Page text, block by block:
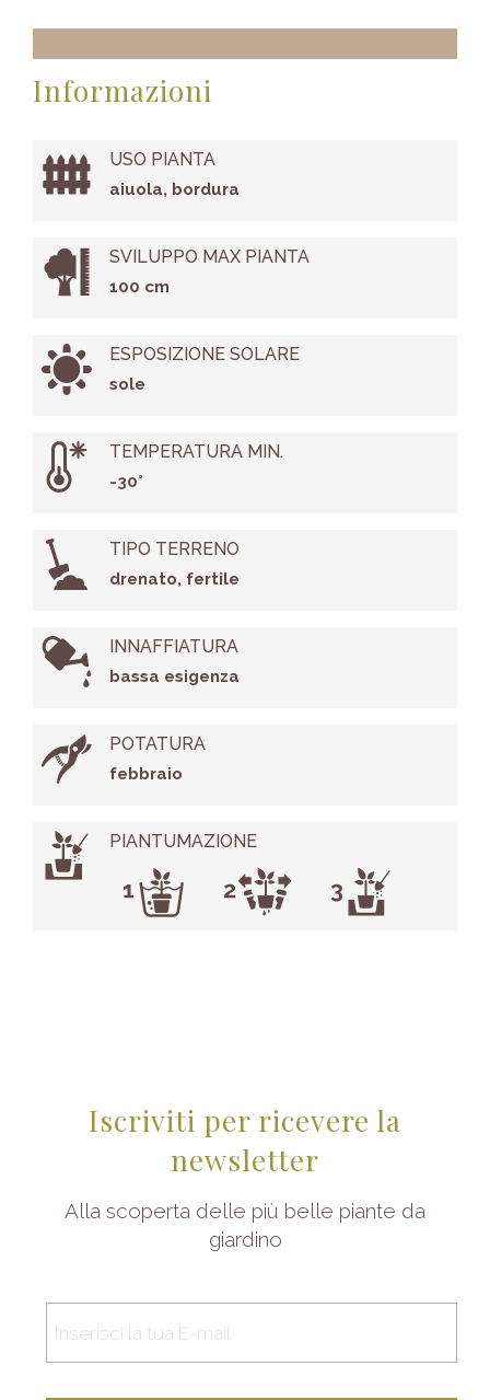
Informazioni
USO PIANTA
aiuola, bordura
SVILUPPO MAX PIANTA
100 cm
ESPOSIZIONE SOLARE
sole
TEMPERATURA MIN.
-30°
TIPO TERRENO
drenato, fertile
INNAFFIATURA
bassa esigenza
POTATURA
febbraio
PIANTUMAZIONE
Iscriviti per ricevere la
newsletter
Alla scoperta delle più belle piante da
giardino